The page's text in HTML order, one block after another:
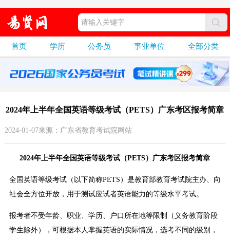
首页 学历 公务员 事业单位 全部分类
2024年上半年全国英语等级考试（PETS）广东考区报考简章
2024-01-07来源：广东省教育考试院网站
2024年上半年全国英语等级考试（PETS）广东考区报考简章
全国英语等级考试（以下简称PETS）是教育部教育考试院主办、向
社会全方位开放，用于测试应试者英语能力的等级水平考试。
报考者不受年龄、职业、学历、户口所在地等限制（义务教育阶段
学生除外），可根据本人掌握英语的实际情况，选考不同的级别，